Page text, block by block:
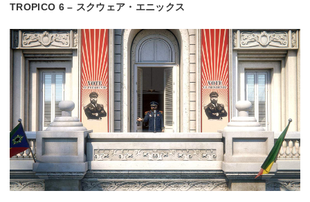
TROPICO 6 – スクウェア・エニックス